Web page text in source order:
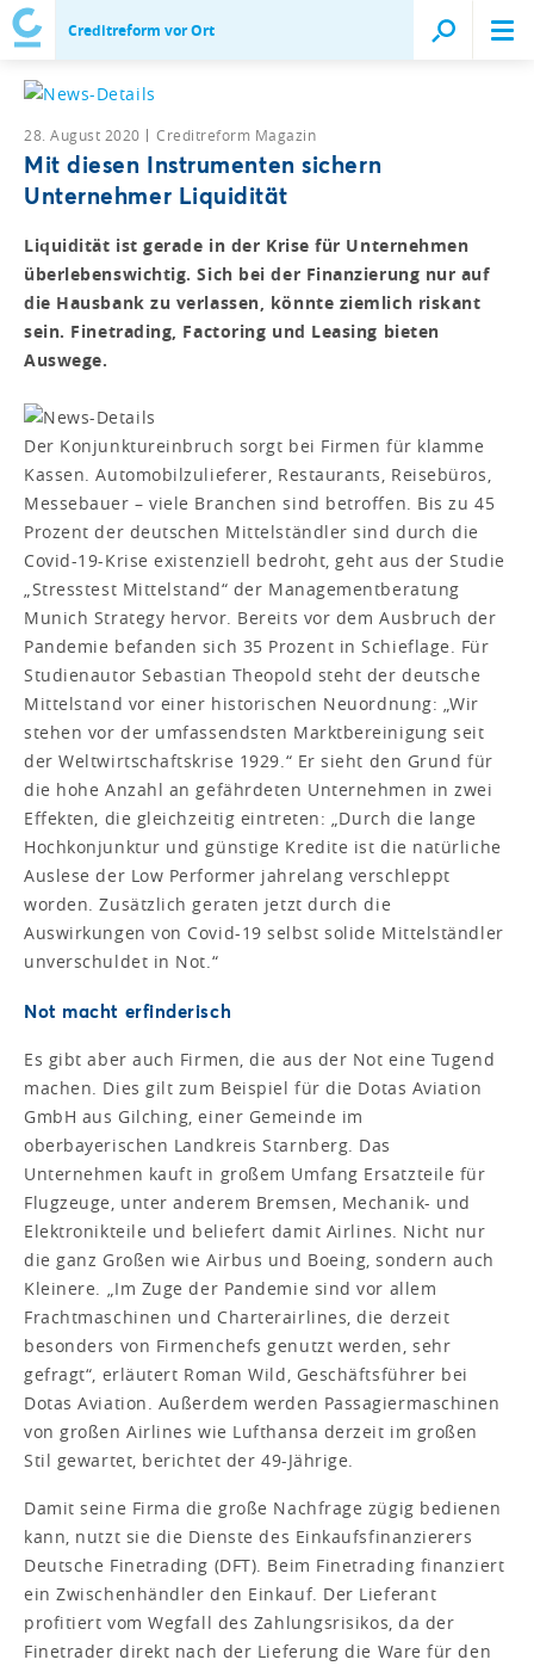
Creditreform vor Ort
28. August 2020 Creditreform Magazin
Mit diesen Instrumenten sichern
Unternehmer Liquidität
Liquidität ist gerade in der Krise für Unternehmen
überlebenswichtig. Sich bei der Finanzierung nur auf
die Hausbank zu verlassen, könnte ziemlich riskant
sein. Finetrading, Factoring und Leasing bieten
Auswege.
Der Konjunktureinbruch sorgt bei Firmen für klamme
Kassen. Automobilzulieferer, Restaurants, Reisebüros,
Messebauer – viele Branchen sind betroffen. Bis zu 45
Prozent der deutschen Mittelständler sind durch die
Covid-19-Krise existenziell bedroht, geht aus der Studie
„Stresstest Mittelstand“ der Managementberatung
Munich Strategy hervor. Bereits vor dem Ausbruch der
Pandemie befanden sich 35 Prozent in Schieflage. Für
Studienautor Sebastian Theopold steht der deutsche
Mittelstand vor einer historischen Neuordnung: „Wir
stehen vor der umfassendsten Marktbereinigung seit
der Weltwirtschaftskrise 1929.“ Er sieht den Grund für
die hohe Anzahl an gefährdeten Unternehmen in zwei
Effekten, die gleichzeitig eintreten: „Durch die lange
Hochkonjunktur und günstige Kredite ist die natürliche
Auslese der Low Performer jahrelang verschleppt
worden. Zusätzlich geraten jetzt durch die
Auswirkungen von Covid-19 selbst solide Mittelständler
unverschuldet in Not.“
Not macht erfinderisch
Es gibt aber auch Firmen, die aus der Not eine Tugend
machen. Dies gilt zum Beispiel für die Dotas Aviation
GmbH aus Gilching, einer Gemeinde im
oberbayerischen Landkreis Starnberg. Das
Unternehmen kauft in großem Umfang Ersatzteile für
Flugzeuge, unter anderem Bremsen, Mechanik- und
Elektronikteile und beliefert damit Airlines. Nicht nur
die ganz Großen wie Airbus und Boeing, sondern auch
Kleinere. „Im Zuge der Pandemie sind vor allem
Frachtmaschinen und Charterairlines, die derzeit
besonders von Firmenchefs genutzt werden, sehr
gefragt“, erläutert Roman Wild, Geschäftsführer bei
Dotas Aviation. Außerdem werden Passagiermaschinen
von großen Airlines wie Lufthansa derzeit im großen
Stil gewartet, berichtet der 49-Jährige.
Damit seine Firma die große Nachfrage zügig bedienen
kann, nutzt sie die Dienste des Einkaufsfinanzierers
Deutsche Finetrading (DFT). Beim Finetrading finanziert
ein Zwischenhändler den Einkauf. Der Lieferant
profitiert vom Wegfall des Zahlungsrisikos, da der
Finetrader direkt nach der Lieferung die Ware für den